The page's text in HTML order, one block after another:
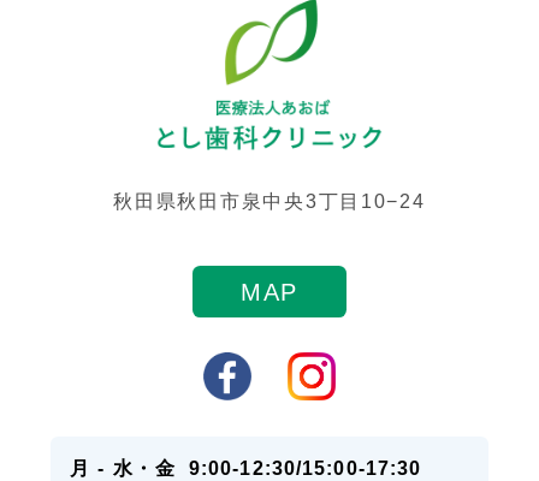
秋田県秋田市泉中央3丁目10−24
MAP
月 - 水・金
9:00-12:30/15:00-17:30